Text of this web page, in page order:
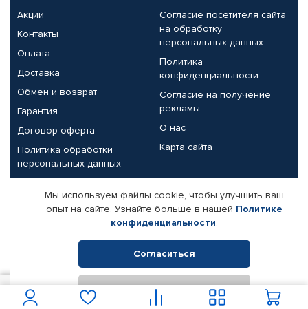
Акции
Контакты
Оплата
Доставка
Обмен и возврат
Гарантия
Договор-оферта
Политика обработки
персональных данных
Согласие посетителя сайта
на обработку
персональных данных
Политика
конфиденциальности
Согласие на получение
рекламы
О нас
Карта сайта
Партнерам
Корпоративным клиентам
Поставщикам
Реквизиты компании
© КАМАЗ ЦЕНТР ДОНЕЦК, 2015-2026. Все права защищены.
Интернет-магазин автомобильных товаров Автопрофи.
Мы используем файлы cookie, чтобы улучшить ваш
опыт на сайте. Узнайте больше в нашей Политике
конфиденциальности.
Согласиться
Отклонить
В корзину